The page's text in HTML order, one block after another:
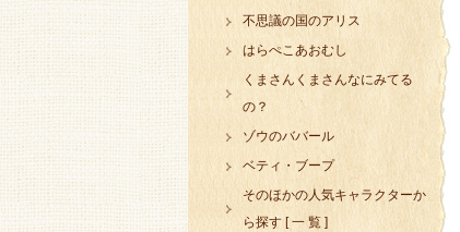
不思議の国のアリス
はらぺこあおむし
くまさんくまさんなにみてる
の？
ゾウのババール
ベティ・ブープ
そのほかの人気キャラクターか
ら探す [ 一 覧 ]